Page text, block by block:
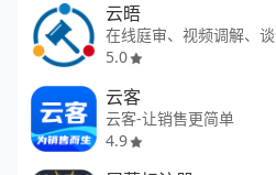
云晤
5.0
云客
云客-让销售更简单
4.9